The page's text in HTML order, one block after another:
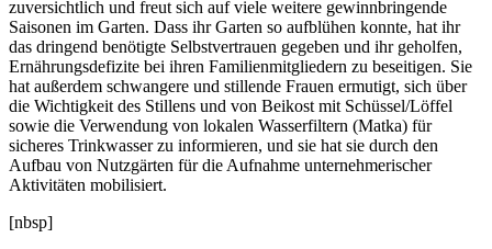
zuversichtlich und freut sich auf viele weitere gewinnbringende
Saisonen im Garten. Dass ihr Garten so aufblühen konnte, hat ihr
das dringend benötigte Selbstvertrauen gegeben und ihr geholfen,
Ernährungsdefizite bei ihren Familienmitgliedern zu beseitigen. Sie
hat außerdem schwangere und stillende Frauen ermutigt, sich über
die Wichtigkeit des Stillens und von Beikost mit Schüssel/Löffel
sowie die Verwendung von lokalen Wasserfiltern (Matka) für
sicheres Trinkwasser zu informieren, und sie hat sie durch den
Aufbau von Nutzgärten für die Aufnahme unternehmerischer
Aktivitäten mobilisiert.
[nbsp]